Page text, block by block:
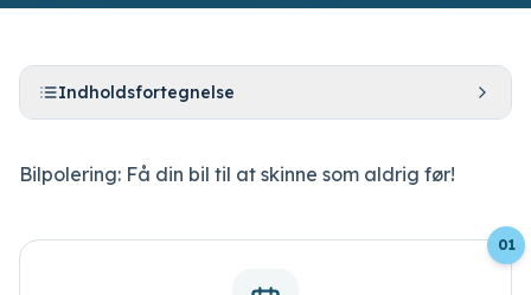
Indholdsfortegnelse
Bilpolering: Få din bil til at skinne som aldrig før!
01